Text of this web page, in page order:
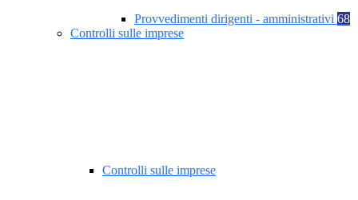
Provvedimenti dirigenti - amministrativi 68
Controlli sulle imprese
Controlli sulle imprese